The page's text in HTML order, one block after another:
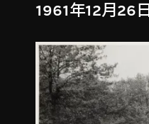
1961年12月26日